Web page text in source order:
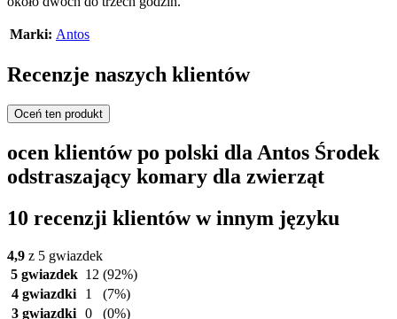
Marki: Antos
Recenzje naszych klientów
Oceń ten produkt
ocen klientów po polski dla Antos Środek
odstraszający komary dla zwierząt
10 recenzji klientów w innym języku
4,9 z 5 gwiazdek
5 gwiazdek 12 (92%)
4 gwiazdki
1
(7%)
3 gwiazdki 0 (0%)